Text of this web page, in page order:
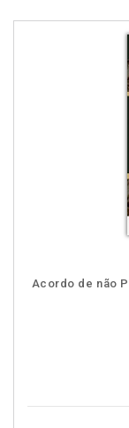
Acordo de não